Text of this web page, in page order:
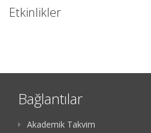
Etkinlikler
Bağlantılar
Akademik Takvim